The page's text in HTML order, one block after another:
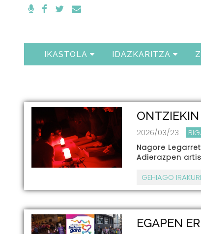
IKASTOLA IDAZKARITZA
ONTZIEKIN
2026/03/23
Nagore
Adierazpen
GEHIAGO
EGAPEN